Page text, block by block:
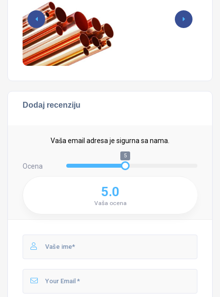
Dodaj recenziju
Vaša email adresa je sigurna sa nama.
Ocena
5
5.0
Vaša ocena